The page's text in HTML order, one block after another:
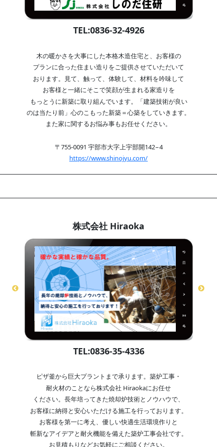
TEL:0836-32-4926
木の暖かさを大事にした本格木造住宅と、お客様の
プランに合った住まい造りをご提供させていただいて
おります。見て、触って、体験して、材料を吟味して
お客様と一緒にそこで笑顔が生まれる家造りを
もっとうに新築に取り組んでいます。「建築技術が良い
のは当たり前」心のこもった新築＝心築をしていきます。
また家に関するお悩み事もお任せください。
〒755-0091 宇部市大字上宇部開142−4
https://www.shinojyu.com/
株式会社 Hiraoka
TEL:0836-35-4336
ピザ釜から巨大プラントまで承ります。築炉工事・
耐火材のことなら株式会社 Hiraokaにお任せ
ください。長年培ってきた焼却炉技術とノウハウで、
お客様に納得と安心いただける施工を行っております。
お客様を第一に考え、優しい快適生活環境作りと
斬新なアイデアと耐火機能を備えた築炉工事会社です。
お見積もりなどお気軽にご相談ください。